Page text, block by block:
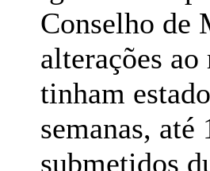
Conselho de
alterações
tinham
semanas,
submetidos